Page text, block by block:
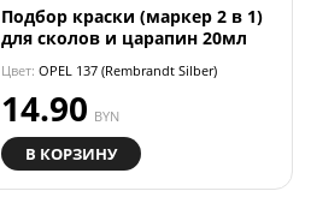
Подбор краски (маркер 2 в 1)
для сколов и царапин 20мл
Цвет: OPEL 137 (Rembrandt Silber)
14.90 BYN
В КОРЗИНУ